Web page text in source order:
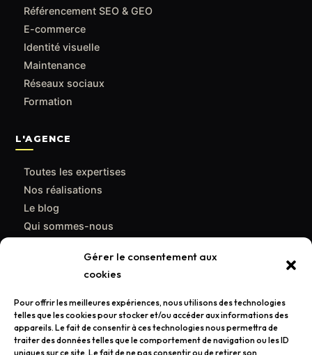
Gérer le consentement aux
cookies
Pour offrir les meilleures expériences, nous utilisons des technologies
telles que les cookies pour stocker et/ou accéder aux informations des
appareils. Le fait de consentir à ces technologies nous permettra de
traiter des données telles que le comportement de navigation ou les ID
uniques sur ce site. Le fait de ne pas consentir ou de retirer son
Référencement SEO & GEO
E-commerce
Identité visuelle
Maintenance
Réseaux sociaux
Formation
L'AGENCE
Toutes les expertises
Nos réalisations
Le blog
Qui sommes-nous
support@poulpemedia.fr
07 62 01 54 84